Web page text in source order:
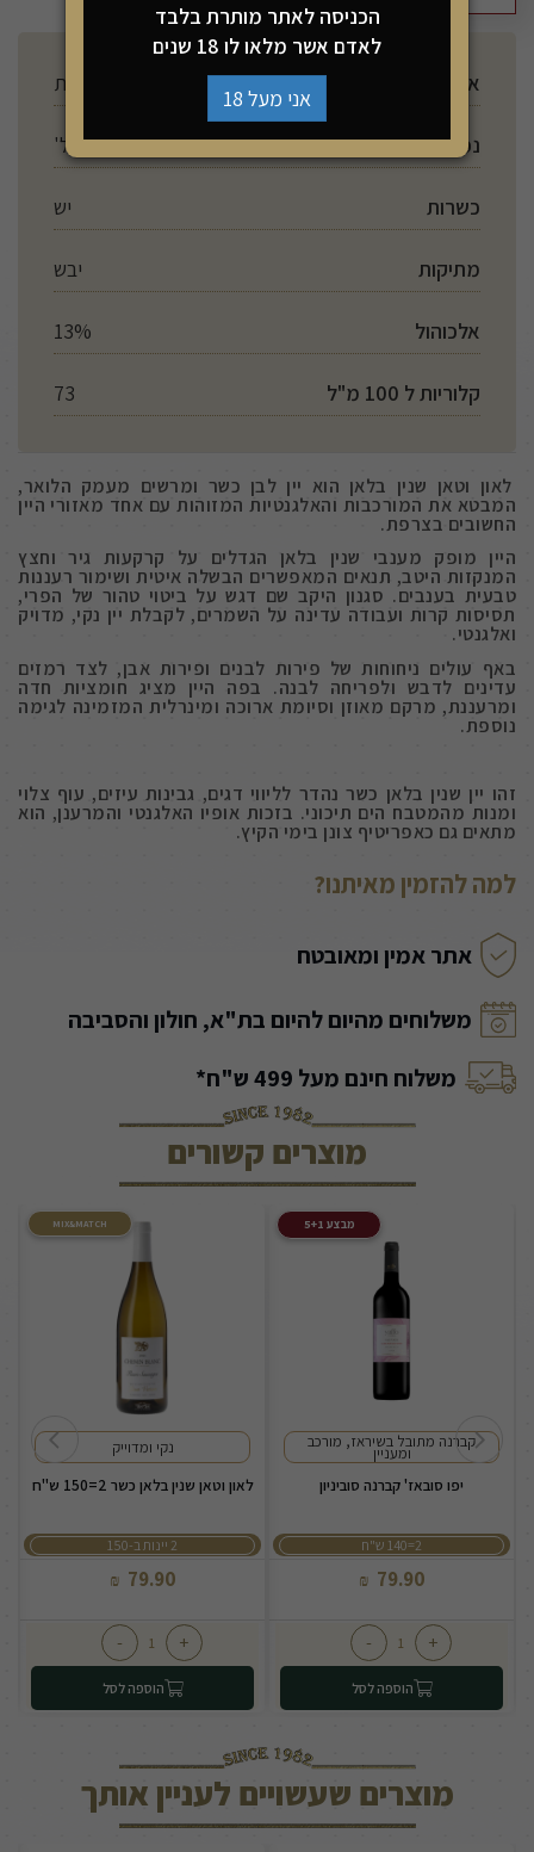
ארץ ייצור צרפת
נפח 750 מל'
כשרות יש
מתיקות יבש
אלכוהול 13%
קלוריות ל 100 מ"ל 73
לאון וטאן שנין בלאן הוא יין לבן כשר ומרשים מעמק הלואר,
המבטא את המורכבות והאלגנטיות המזוהות עם אחד מאזורי היין
החשובים בצרפת.
היין מופק מענבי שנין בלאן הגדלים על קרקעות גיר וחצץ
המנקזות היטב, תנאים המאפשרים הבשלה איטית ושימור רעננות
טבעית בענבים. סגנון היקב שם דגש על ביטוי טהור של הפרי,
תסיסות קרות ועבודה עדינה על השמרים, לקבלת יין נקי, מדויק
ואלגנטי.
באף עולים ניחוחות של פירות לבנים ופירות אבן, לצד רמזים
עדינים לדבש ולפריחה לבנה. בפה היין מציג חומציות חדה
ומרעננת, מרקם מאוזן וסיומת ארוכה ומינרלית המזמינה לגימה
נוספת.
זהו יין שנין בלאן כשר נהדר לליווי דגים, גבינות עיזים, עוף צלוי
ומנות מהמטבח הים תיכוני. בזכות אופיו האלגנטי והמרענן, הוא
מתאים גם כאפריטיף צונן בימי הקיץ.
למה להזמין מאיתנו?
אתר אמין ומאובטח
משלוחים מהיום להיום בת"א, חולון והסביבה
משלוח חינם מעל 499 ש"ח*
מוצרים קשורים
מבצע 5+1
קברנה מתובל בשיראז, מורכב
ומעניין
יפו סובאז' קברנה סוביניון
2=140 ש"ח
79.90
₪
+
-
הוספה לסל
MIX&MATCH
נקי ומדוייק
לאון וטאן שנין בלאן כשר 2=150 ש"ח
2 יינות ב-150
79.90
₪
+
-
הוספה לסל
מוצרים שעשויים לעניין אותך
הכניסה לאתר מותרת בלבד
לאדם אשר מלאו לו 18 שנים
אני מעל 18